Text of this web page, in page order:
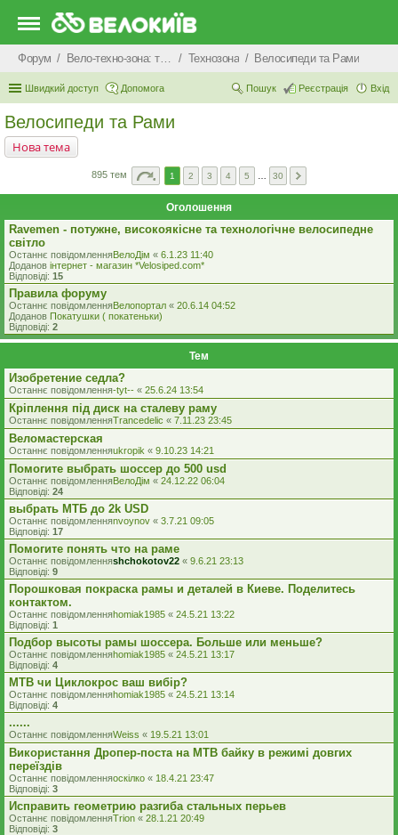
Форум Вело-техно-зона: технічні питання та консультації Технозона Велосипеди та Рами
Швидкий доступ Допомога Вхід
Реєстрація
Пошук
Велосипеди та Рами
Нова тема
895 тем 1 2 3 4 5 30
Оголошення
Ravemen - потужне, високоякісне та технологічне велосипедне
світло
Останнє повідомленняВелоДім « 6.1.23 11:40
Доданов iнтернет - магазин *Velosiped.com*
Відповіді: 15
Правила форуму
Останнє повідомленняВелопортал « 20.6.14 04:52
Доданов Покатушки ( покатеньки)
Відповіді: 2
Тем
Изобретение седла?
Останнє повідомлення-tyt-- « 25.6.24 13:54
Кріплення під диск на сталеву раму
Останнє повідомленняTrancedelic « 7.11.23 23:45
Веломастерская
Останнє повідомленняukropik « 9.10.23 14:21
Помогите выбрать шоссер до 500 usd
Останнє повідомленняВелоДім « 24.12.22 06:04
Відповіді: 24
выбрать МТБ до 2k USD
Останнє повідомленняnvoynov « 3.7.21 09:05
Відповіді: 17
Помогите понять что на раме
Останнє повідомленняshchokotov22 « 9.6.21 23:13
Відповіді: 9
Порошковая покраска рамы и деталей в Киеве. Поделитесь
контактом.
Останнє повідомленняhomiak1985 « 24.5.21 13:22
Відповіді: 1
Подбор высоты рамы шоссера. Больше или меньше?
Останнє повідомленняhomiak1985 « 24.5.21 13:17
Відповіді: 4
МТВ чи Циклокрос ваш вибір?
Останнє повідомленняhomiak1985 « 24.5.21 13:14
Відповіді: 4
......
Останнє повідомленняWeiss « 19.5.21 13:01
Використання Дропер-поста на MTB байку в режимі довгих
переїздів
Останнє повідомленняоскілко « 18.4.21 23:47
Відповіді: 3
Исправить геометрию разгиба стальных перьев
Останнє повідомленняTrion « 28.1.21 20:49
Відповіді: 3